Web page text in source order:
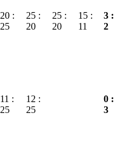
20 :
25
25 :
20
25 :
20
15 :
11
3 :
2
11 :
25
12 :
25
0 :
3